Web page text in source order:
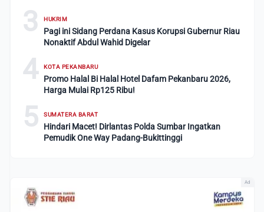
3 HUKRIM
Pagi ini Sidang Perdana Kasus Korupsi Gubernur Riau
Nonaktif Abdul Wahid Digelar
4 KOTA PEKANBARU
Promo Halal Bi Halal Hotel Dafam Pekanbaru 2026,
Harga Mulai Rp125 Ribu!
5 SUMATERA BARAT
Hindari Macet! Dirlantas Polda Sumbar Ingatkan
Pemudik One Way Padang-Bukittinggi
Ad